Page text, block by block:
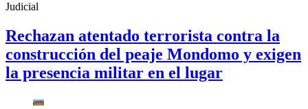
Judicial
Rechazan atentado terrorista contra la
construcción del peaje Mondomo y exigen
la presencia militar en el lugar